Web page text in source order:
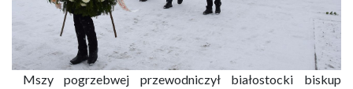
Mszy pogrzebwej przewodniczył białostocki biskup